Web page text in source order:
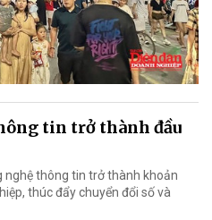
tin trở thành đầu
nghệ thông tin trở thành khoản
thúc đẩy chuyển đổi số và